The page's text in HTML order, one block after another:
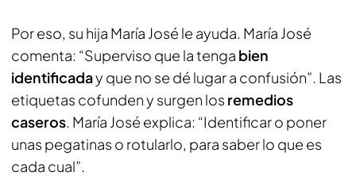
Por eso, su hija María José le ayuda. María José
comenta: “Superviso que la tenga bien
identificaday que no se dé lugar a confusión”. Las
etiquetas cofunden y surgen los remedios
caseros. María José explica: “Identificar o poner
unas pegatinas o rotularlo, para saber lo que es
cada cual”.